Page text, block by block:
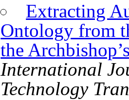
Extracting
Ontology from
the
International
Technology